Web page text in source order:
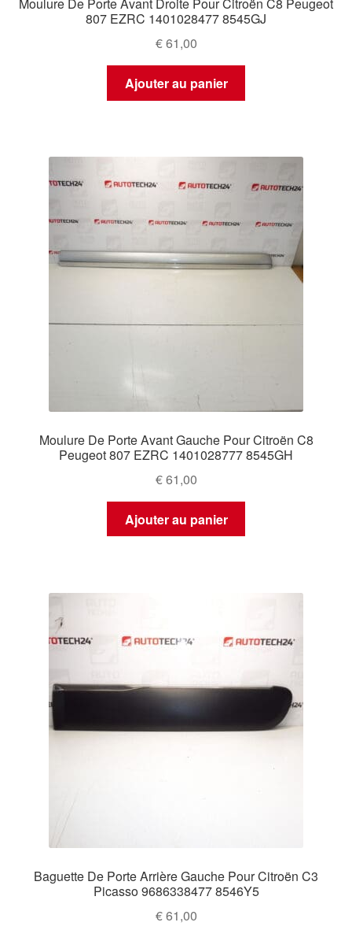
Moulure De Porte Avant Droite Pour Citroën C8 Peugeot
807 EZRC 1401028477 8545GJ
€61,00
Ajouter au panier
Moulure De Porte Avant Gauche Pour Citroën C8
Peugeot 807 EZRC 1401028777 8545GH
€61,00
Ajouter au panier
Baguette De Porte Arrière Gauche Pour Citroën C3
Picasso 9686338477 8546Y5
€61,00